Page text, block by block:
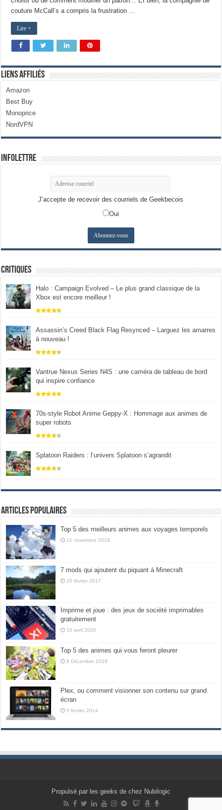
couture McCall’s a compris la frustration …
Lire +
Liens Affiliés
Amazon
Best Buy
Monoprice
NordVPN
Infolettre
J’accepte de recevoir des courriels de Geekbecois
Oui
Critiques
Halo : Campaign Evolved – Le plus grand classique de la
Xbox est encore meilleur !
Assassin’s Creed Black Flag Resynced – Larguez les amarres
à nouveau !
Vantrue Nexus Series N4S : une caméra de tableau de bord
qui inspire confiance
70s-style Robot Anime Geppy-X : Hommage aux animes de
super robots
Splatoon Raiders : l’univers Splatoon s’agrandit
Articles populaires
Top 5 des meilleurs animes aux voyages temporels
21 novembre 2018
7 mods qui ajoutent du piquant à Minecraft
20 février 2017
Imprime et joue : des jeux de société imprimables
gratuitement
10 avril 2020
Top 5 des animes qui vous feront pleurer
8 Décembre 2018
Plex, ou comment visionner son contenu sur grand
écran
5 février 2014
Propulsé par les geeks de chez Nubilogic